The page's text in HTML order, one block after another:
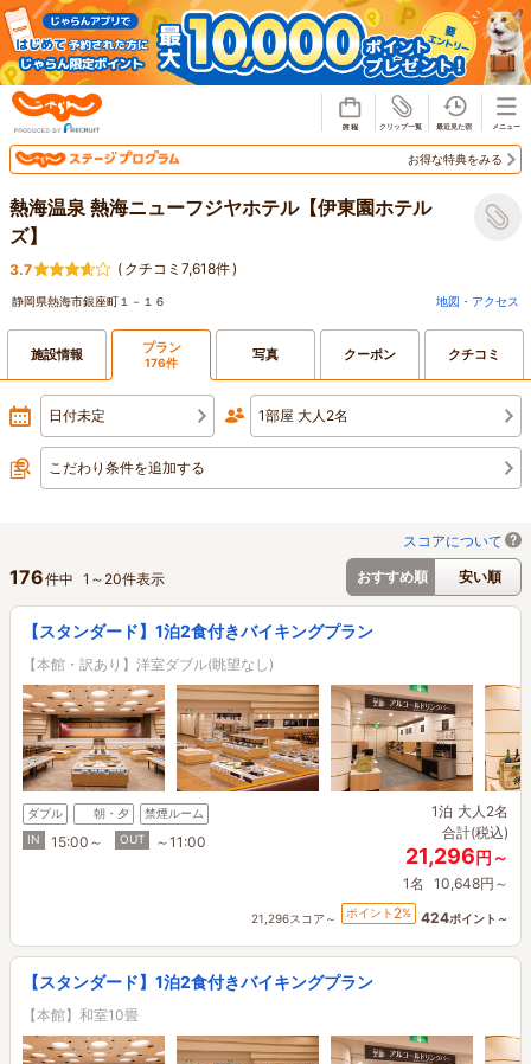
お得な特典をみる
熱海温泉 熱海ニューフジヤホテル【伊東園ホテル
ズ】
3.7 ( クチコミ7,618件)
静岡県熱海市銀座町１－１６ 地図・アクセス
施設情報 プラン
176件 写真 クーポン クチコミ
日付未定 1部屋 大人2名
こだわり条件を追加する
スコアについて
おすすめ順
安い順
176件中 1 ～ 20件表示
【スタンダード】1泊2食付きバイキングプラン
【本館・訳あり】洋室ダブル(眺望なし)
ダブル 朝・夕
禁煙ルーム
IN
15:00～ OUT ～11:00
1泊 大人2名
合計(税込)
21,296円～
1名 10,648円～
21,296スコア～ ポイント 2% 424ポイント～
【スタンダード】1泊2食付きバイキングプラン
【本館】和室10畳